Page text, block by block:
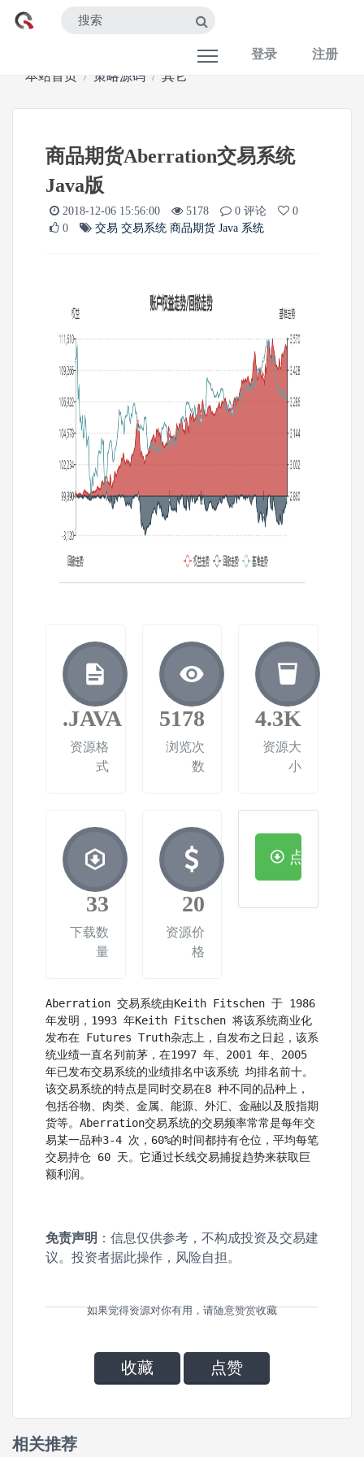
登录
注册
本站首页
策略源码 其它
商品期货Aberration交易系统
Java版
2018-12-06 15:56:00 5178 0 评论
0
0
交易 交易系统 商品期货 Java 系统
.JAVA
资源格
式
5178
浏览次
数
4.3K
资源大
小
33
下载数
量
20
资源价
格
点击下载
Aberration 交易系统由Keith Fitschen 于 1986
年发明，1993 年Keith Fitschen 将该系统商业化
发布在 Futures Truth杂志上，自发布之日起，该系
统业绩一直名列前茅，在1997 年、2001 年、2005
年已发布交易系统的业绩排名中该系统 均排名前十。
该交易系统的特点是同时交易在8 种不同的品种上，
包括谷物、肉类、金属、能源、外汇、金融以及股指期
货等。Aberration交易系统的交易频率常常是每年交
易某一品种3-4 次，60%的时间都持有仓位，平均每笔
交易持仓 60 天。它通过长线交易捕捉趋势来获取巨
额利润。
免责声明 ：信息仅供参考，不构成投资及交易建
议。投资者据此操作，风险自担。
如果觉得资源对你有用，请随意赞赏收藏
收藏 点赞
相关推荐